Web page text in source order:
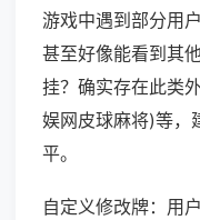
游戏中遇到部分用
甚至好像能看到其
挂？确实存在此类
娱网皮球麻将)等，
平。
自定义修改牌：用